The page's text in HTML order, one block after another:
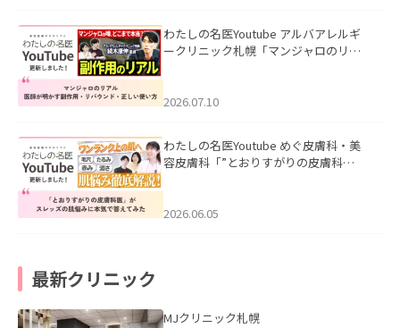
わたしの名医Youtube アルバアレルギ
ークリニック札幌「マンジャロのリア
た。
2026.07.10
わたしの名医Youtube めぐ皮膚科・美
容皮膚科「”とおりすがりの皮膚科
2026.06.05
最新クリニック
MJクリニック札幌